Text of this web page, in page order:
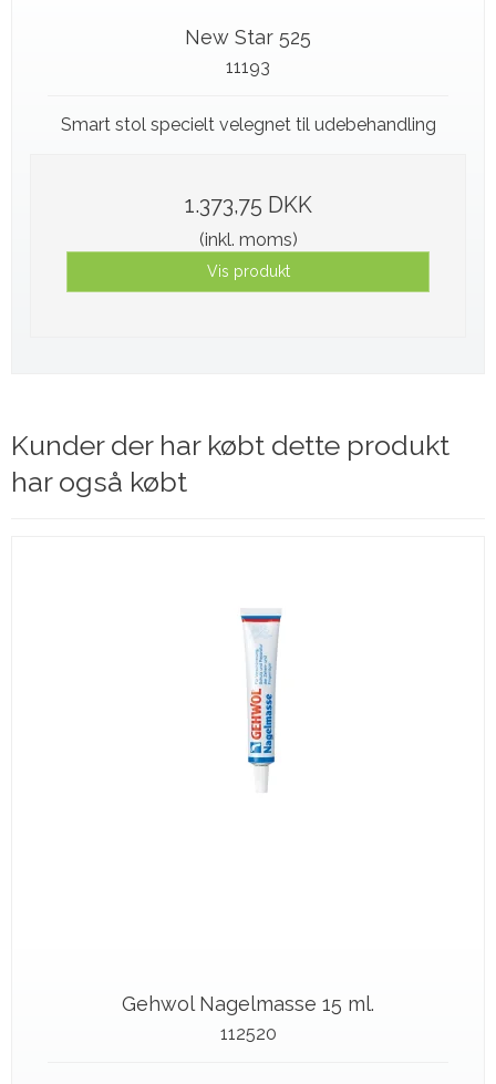
New Star 525
11193
Smart stol specielt velegnet til udebehandling
1.373,75 DKK
(inkl. moms)
Vis produkt
Kunder der har købt dette produkt
har også købt
Gehwol Nagelmasse 15 ml.
112520